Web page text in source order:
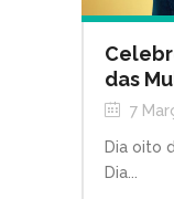
das
7
Dia oito
Dia...